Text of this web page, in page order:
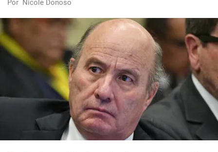
Por Nicole Donoso